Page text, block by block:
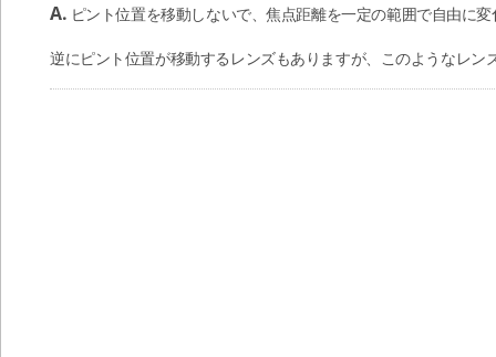
A. ピント位置を移動しないで、焦点距離を一定の範囲で自由に
逆にピント位置が移動するレンズもありますが、このようなレ